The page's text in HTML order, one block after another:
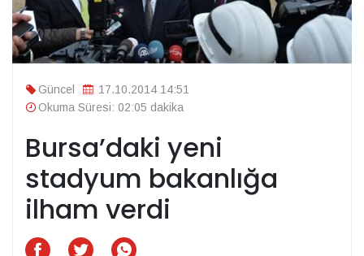
Güncel
17.10.2014 14:51
Okuma Süresi: 02:05 dakika
Bursa’daki yeni
stadyum bakanlığa
ilham verdi